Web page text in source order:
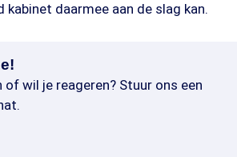
kabinet daarmee aan de slag kan.
of wil je reageren? Stuur ons een